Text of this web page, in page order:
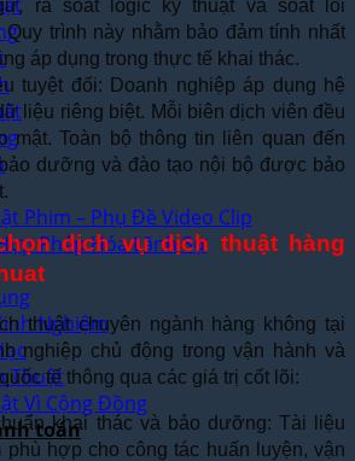
Phim – Phụ Đề Video Clip
Pháp Hóa Lãnh Sự
Nghiệm
Thuật
Vì Cộng Đồng
toán
rà soát logic kỹ thuật và soát lỗi
Quy trình này nhằm bảo đảm tính nhất
áp dụng trong thực tế khai thác.
tuyệt đối: Doanh nghiệp áp dụng hệ
liệu riêng biệt. Mỗi biên dịch viên đều
mật. Toàn bộ thông tin liên quan đến
dưỡng và đào tạo nội bộ được bảo
dịch vụ dịch thuật hàng
thuật chuyên ngành hàng không tại
nghiệp chủ động trong vận hành và
tế thông qua các giá trị cốt lõi:
khai thác và bảo dưỡng: Tài liệu
hợp cho công tác huấn luyện, vận